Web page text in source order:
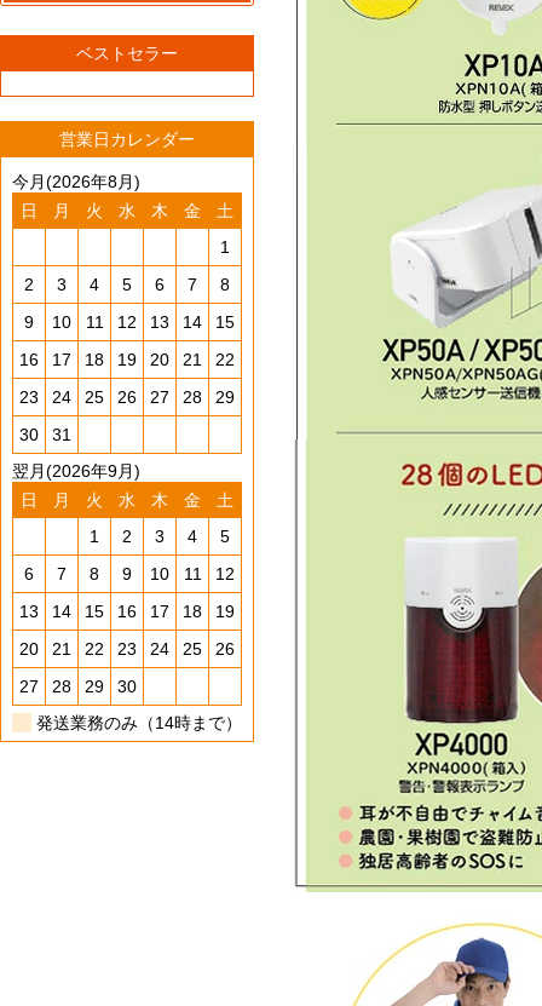
ベストセラー
営業日カレンダー
今月(2026年8月)
日
月 火 水 木 金
土
1
2
3 4 5 6 7
8
9
10 11 12 13 14
15
16
17 18 19 20 21
22
23
24 25 26 27 28
29
30
31
翌月(2026年9月)
日
月 火 水 木 金
土
1
2 3 4
5
6
7 8 9 10 11
12
13
14 15 16 17 18
19
20
21 22 23 24 25
26
27
28 29
30
発送業務のみ（14時まで）